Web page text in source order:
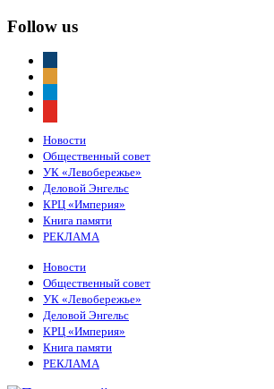
Follow us
Новости
Общественный совет
УК «Левобережье»
Деловой Энгельс
КРЦ «Империя»
Книга памяти
РЕКЛАМА
Новости
Общественный совет
УК «Левобережье»
Деловой Энгельс
КРЦ «Империя»
Книга памяти
РЕКЛАМА